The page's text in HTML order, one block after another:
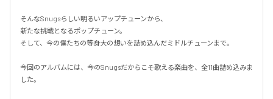
そんなSnugsらしい明るいアップチューンから、
新たな挑戦となるポップチューン。
そして、今の僕たちの等身大の想いを詰め込んだミドルチューンまで。
今回のアルバムには、今のSnugsだからこそ歌える楽曲を、全11曲詰め込みま
した。